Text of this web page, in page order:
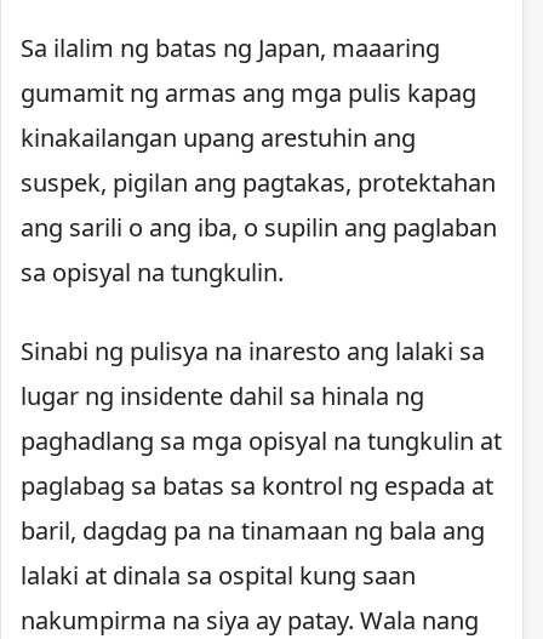
Sa ilalim ng batas ng Japan, maaaring
gumamit ng armas ang mga pulis kapag
kinakailangan upang arestuhin ang
suspek, pigilan ang pagtakas, protektahan
ang sarili o ang iba, o supilin ang paglaban
sa opisyal na tungkulin.
Sinabi ng pulisya na inaresto ang lalaki sa
lugar ng insidente dahil sa hinala ng
paghadlang sa mga opisyal na tungkulin at
paglabag sa batas sa kontrol ng espada at
baril, dagdag pa na tinamaan ng bala ang
lalaki at dinala sa ospital kung saan
nakumpirma na siya ay patay. Wala nang